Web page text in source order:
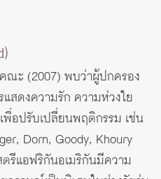
ณะ (2007) พบว่าผู้ปกครอง
แสดงความรัก ความห่วงใย
อปรับเปลี่ยนพฤติกรรม เช่น
Dorn, Goody, Khoury
รีแอฟริกันอเมริกันมีความ